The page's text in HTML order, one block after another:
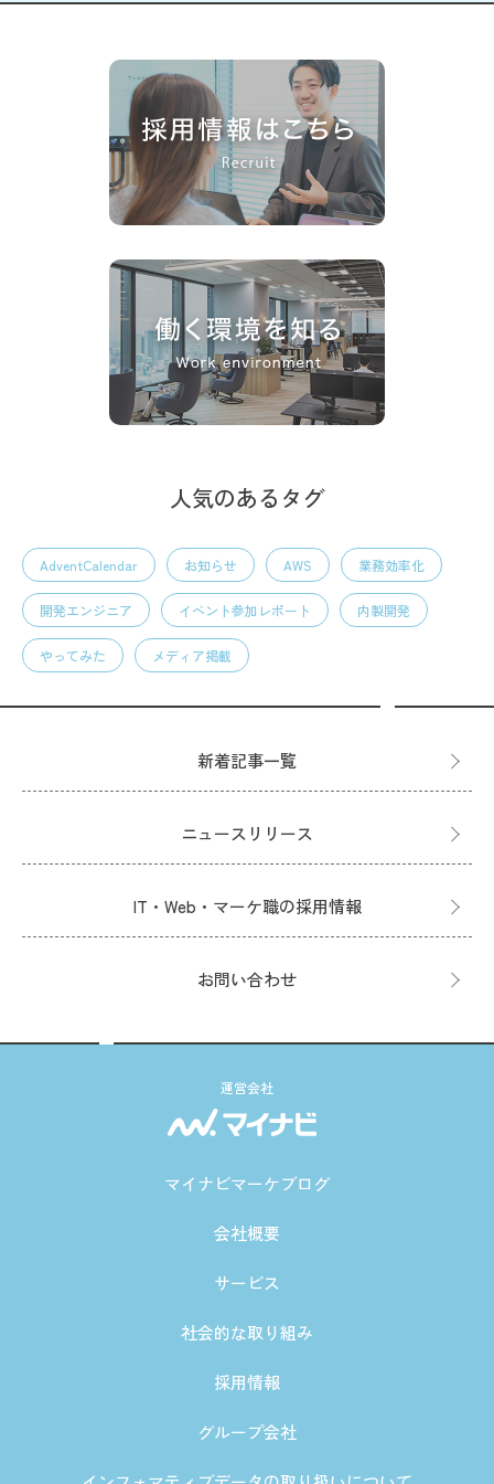
人気のあるタグ
AdventCalendar お知らせ AWS 業務効率化
開発エンジニア イベント参加レポート 内製開発
やってみた メディア掲載
新着記事一覧
ニュースリリース
IT・Web・マーケ職の採用情報
お問い合わせ
運営会社
マイナビマーケブログ
会社概要
サービス
社会的な取り組み
採用情報
グループ会社